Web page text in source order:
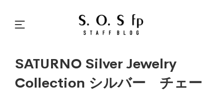
SATURNO Silver Jewelry
Collection シルバー チェー